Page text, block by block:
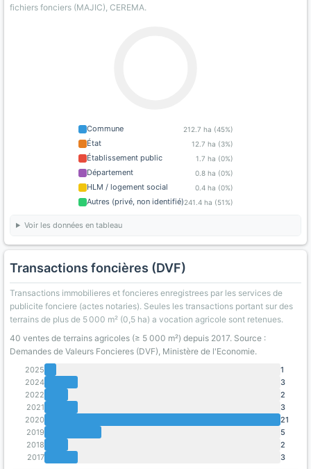
fichiers fonciers (MAJIC), CEREMA.
Commune 212.7 ha (45%)
État 12.7 ha (3%)
Établissement public 1.7 ha (0%)
Département 0.8 ha (0%)
HLM / logement social 0.4 ha (0%)
Autres (privé, non identifié)241.4 ha (51%)
Voir les données en tableau
Transactions foncières (DVF)
Transactions immobilieres et foncieres enregistrees par les services de
publicite fonciere (actes notaries). Seules les transactions portant sur des
terrains de plus de 5 000 m² (0,5 ha) a vocation agricole sont retenues.
40 ventes de terrains agricoles (≥ 5 000 m²) depuis 2017. Source :
Demandes de Valeurs Foncieres (DVF), Ministère de l'Economie.
2025
1
2024
3
2022
2
2021
3
2020
21
2019
5
2018
2
2017
3